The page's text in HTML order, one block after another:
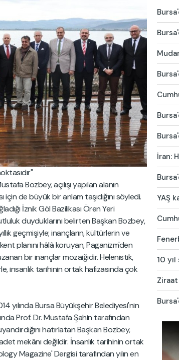
Bozbey, açılışı yapılan alanın
de büyük bir anlam taşıdığını söyledi.
İznik Göl Bazilikası Ören Yeri
duyduklarını belirten Başkan Bozbey,
geçmişiyle; inançların, kültürlerin ve
planını hâlâ koruyan, Paganizm'den
bir inançlar mozaiğidir. Helenistik,
insanlık tarihinin ortak hafızasında çok
yılında Bursa Büyükşehir Belediyesi'nin
Prof. Dr. Mustafa Şahin tarafından
hatırlatan Başkan Bozbey,
mekânı değildir. İnsanlık tarihinin ortak
Magazine' Dergisi tarafından yılın en
İran:
YAŞ
10